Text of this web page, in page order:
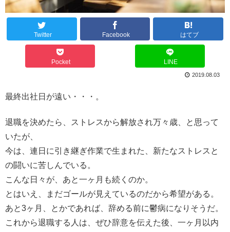
Twitter Facebook はてブ
Pocket LINE
2019.08.03
最終出社日が遠い・・・。
退職を決めたら、ストレスから解放され万々歳、と思って
いたが、
今は、連日に引き継ぎ作業で生まれた、新たなストレスと
の闘いに苦しんでいる。
こんな日々が、あと一ヶ月も続くのか。
とはいえ、まだゴールが見えているのだから希望がある。
あと3ヶ月、とかであれば、辞める前に鬱病になりそうだ。
これから退職する人は、ぜひ辞意を伝えた後、一ヶ月以内